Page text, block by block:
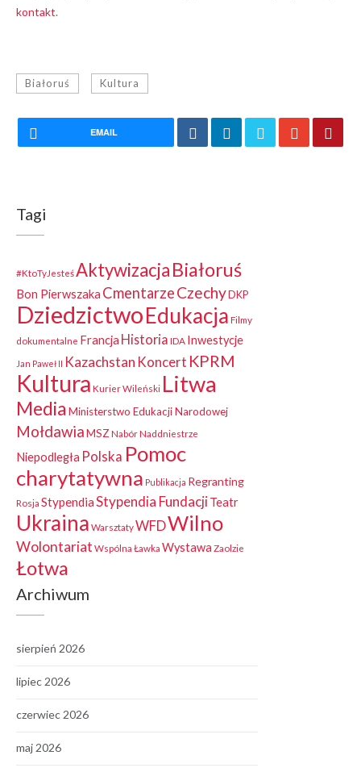
kontakt.
Białoruś Kultura
EMAIL
Tagi
#KtoTyJesteśAktywizacjaBiałoruś
Bon Pierwszaka CmentarzeCzechy DKP
DziedzictwoEdukacja Filmy
dokumentalne Francja Historia IDA Inwestycje
Jan Paweł II Kazachstan Koncert KPRM
Kultura Kurier Wileński Litwa
MediaMinisterstwo Edukacji Narodowej
MołdawiaMSZ NabórNaddniestrze
Niepodległa Polska Pomoc
charytatywna Publikacja Regranting
Rosja StypendiaStypendia FundacjiTeatr
Ukraina WarsztatyWFDWilno
Wolontariat Wspólna Ławka Wystawa Zaolzie
Łotwa
Archiwum
sierpień 2026
lipiec 2026
czerwiec 2026
maj 2026